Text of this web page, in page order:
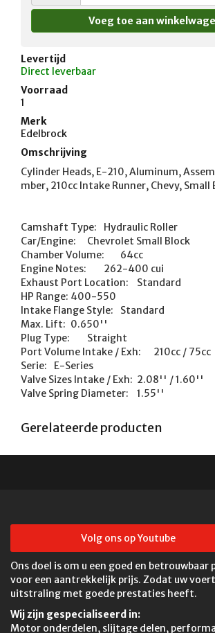
Levertijd
Direct leverbaar
Voorraad
1
Merk
Edelbrock
Omschrijving
Cylinder Heads, E-210, Aluminum,
mber, 210cc Intake Runner, Chevy, Small
Camshaft Type:	Hydraulic Roller
Car/Engine:	Chevrolet Small Block
Chamber Volume:	64cc
Engine Notes:	262-400 cui
Exhaust Port Location:	Standard
HP Range:	400-550
Intake Flange Style:	Standard
Max. Lift:	0.650''
Plug Type:	Straight
Port Volume Intake / Exh:	210cc / 75cc
Serie:	E-Series
Valve Sizes Intake / Exh:	2.08'' / 1.60''
Gerelateerde producten
Volg ons op Youtube
Ons doel is om u een goed en betrouwbaar
voor een aantrekkelijk prijs. Zodat uw
uitstraling met goede prestaties heeft.
Wij zijn gespecialiseerd in:
Motor onderdelen, slijtage delen,